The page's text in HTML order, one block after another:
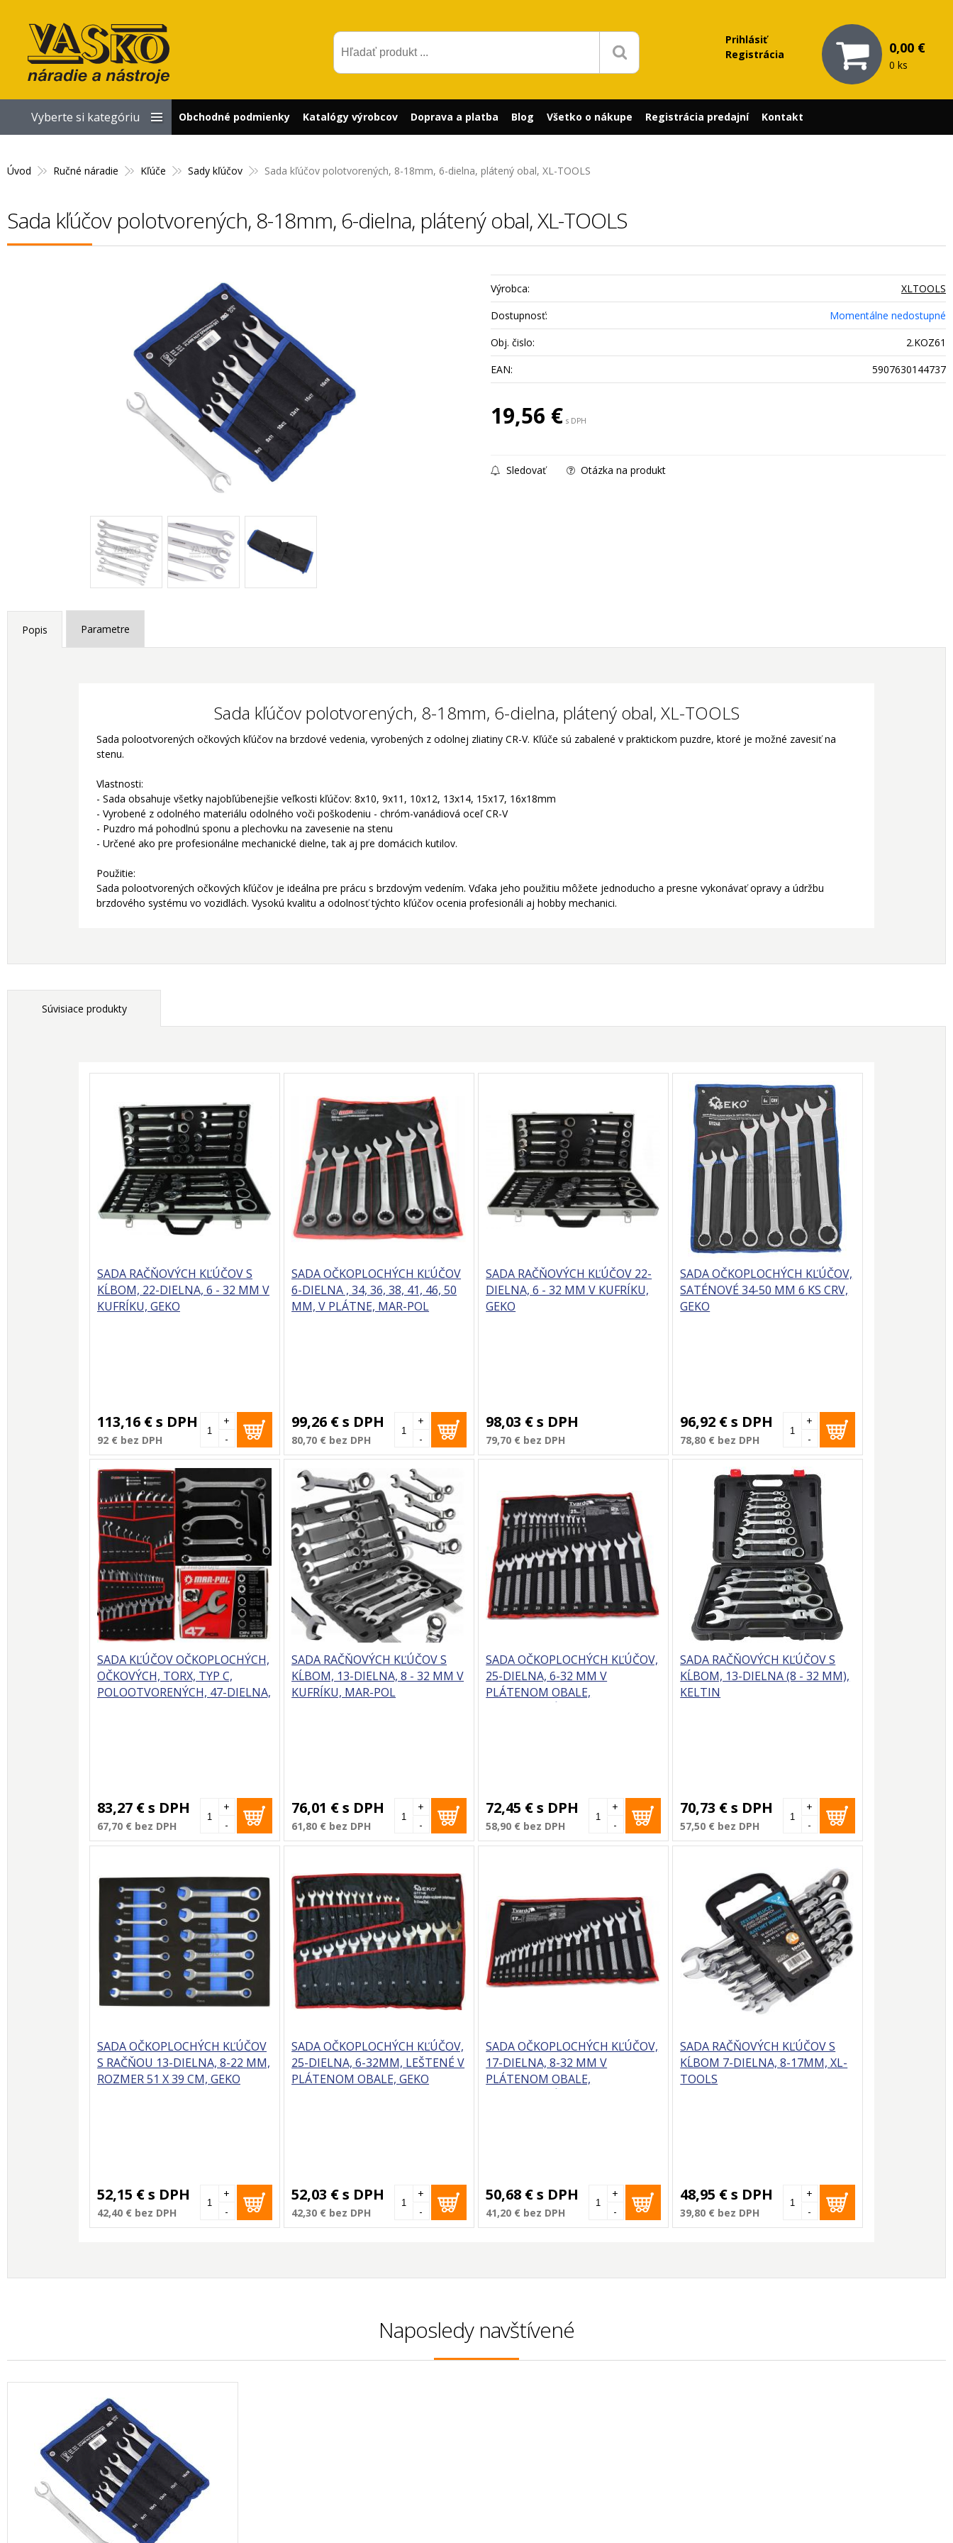
Prihlásiť
Registrácia
0,00 €
0 ks
Úvod Ručné náradie Kľúče Sady kľúčov Sada kľúčov polotvorených, 8-18mm, 6-dielna, plátený obal, XL-TOOLS
Sada kľúčov polotvorených, 8-18mm, 6-dielna, plátený obal, XL-TOOLS
Výrobca:
XLTOOLS
Dostupnosť:
Momentálne nedostupné
Obj. čislo:
2.KOZ61
EAN:
5907630144737
19,56 € s DPH
Sledovať Otázka na produkt
Popis Parametre
Sada kľúčov polotvorených, 8-18mm, 6-dielna, plátený obal, XL-TOOLS
Sada polootvorených očkových kľúčov na brzdové vedenia, vyrobených z odolnej zliatiny CR-V. Kľúče sú zabalené v praktickom puzdre, ktoré je možné zavesiť na
stenu.
Vlastnosti:
- Sada obsahuje všetky najobľúbenejšie veľkosti kľúčov: 8x10, 9x11, 10x12, 13x14, 15x17, 16x18mm
- Vyrobené z odolného materiálu odolného voči poškodeniu - chróm-vanádiová oceľ CR-V
- Puzdro má pohodlnú sponu a plechovku na zavesenie na stenu
- Určené ako pre profesionálne mechanické dielne, tak aj pre domácich kutilov.
Použitie:
Sada polootvorených očkových kľúčov je ideálna pre prácu s brzdovým vedením. Vďaka jeho použitiu môžete jednoducho a presne vykonávať opravy a údržbu
brzdového systému vo vozidlách. Vysokú kvalitu a odolnosť týchto kľúčov ocenia profesionáli aj hobby mechanici.
Súvisiace produkty
SADA RAČŇOVÝCH KĽÚČOV S
KĹBOM, 22-DIELNA, 6 - 32 MM V
KUFRÍKU, GEKO
113,16 €s DPH
92 € bez DPH -
+
SADA OČKOPLOCHÝCH KĽÚČOV
6-DIELNA , 34, 36, 38, 41, 46, 50
MM, V PLÁTNE, MAR-POL
99,26 €s DPH
80,70 € bez DPH -
+
SADA RAČŇOVÝCH KĽÚČOV 22-
DIELNA, 6 - 32 MM V KUFRÍKU,
GEKO
98,03 €s DPH
79,70 € bez DPH
SADA OČKOPLOCHÝCH KĽÚČOV,
SATÉNOVÉ 34-50 MM 6 KS CRV,
GEKO
96,92 €s DPH
78,80 € bez DPH -
+
SADA KĽÚČOV OČKOPLOCHÝCH,
OČKOVÝCH, TORX, TYP C,
POLOOTVORENÝCH, 47-DIELNA,
83,27 €s DPH
67,70 € bez DPH -
+
SADA RAČŇOVÝCH KĽÚČOV S
KĹBOM, 13-DIELNA, 8 - 32 MM V
KUFRÍKU, MAR-POL
76,01 €s DPH
61,80 € bez DPH -
+
SADA OČKOPLOCHÝCH KĽÚČOV,
25-DIELNA, 6-32 MM V
PLÁTENOM OBALE,
72,45 €s DPH
58,90 € bez DPH -
+
SADA RAČŇOVÝCH KĽÚČOV S
KĹBOM, 13-DIELNA (8 - 32 MM),
KELTIN
70,73 €s DPH
57,50 € bez DPH -
+
SADA OČKOPLOCHÝCH KĽÚČOV
S RAČŇOU 13-DIELNA, 8-22 MM,
ROZMER 51 X 39 CM, GEKO
52,15 €s DPH
42,40 € bez DPH -
+
SADA OČKOPLOCHÝCH KĽÚČOV,
25-DIELNA, 6-32MM, LEŠTENÉ V
PLÁTENOM OBALE, GEKO
52,03 €s DPH
42,30 € bez DPH -
+
SADA OČKOPLOCHÝCH KĽÚČOV,
17-DIELNA, 8-32 MM V
PLÁTENOM OBALE,
50,68 €s DPH
41,20 € bez DPH -
+
SADA RAČŇOVÝCH KĽÚČOV S
KĹBOM 7-DIELNA, 8-17MM, XL-
TOOLS
48,95 €s DPH
39,80 € bez DPH -
+
Naposledy navštívené
Vyberte si kategóriu Obchodné podmienky Katalógy výrobcov Doprava a platba Blog Všetko o nákupe Registrácia predajní Kontakt